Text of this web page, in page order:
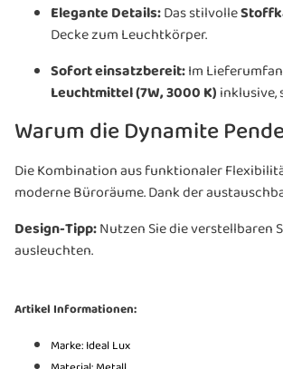
Elegante Details:Das stilvolle
Decke zum Leuchtkörper.
Sofort einsatzbereit:Im
Leuchtmittel (7W, 3000 K)inklusive,
Warum die Dynamite
Die Kombination aus funktionaler
moderne Büroräume. Dank der
Design-Tipp:Nutzen Sie die verstellbaren
ausleuchten.
Artikel Informationen:
Marke: Ideal Lux